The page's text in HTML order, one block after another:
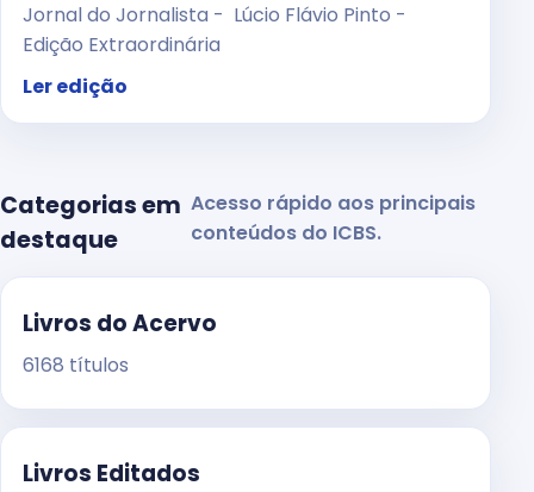
Jornal do Jornalista - Lúcio Flávio Pinto -
Edição Extraordinária
Ler edição
Categorias em
destaque
Acesso rápido aos principais
conteúdos do ICBS.
Livros do Acervo
6168 títulos
Livros Editados